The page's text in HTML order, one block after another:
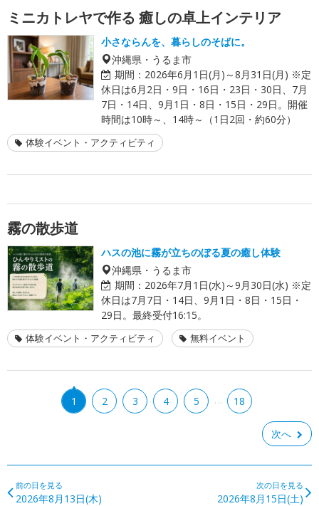
ミニカトレヤで作る 癒しの卓上インテリア
小さならんを、暮らしのそばに。
沖縄県・うるま市
期間： 2026年6月1日(月)～8月31日(月) ※定
休日は6月2日・9日・16日・23日・30日、7月
7日・14日、9月1日・8日・15日・29日。開催
時間は10時～、14時～（1日2回・約60分）
体験イベント・アクティビティ
霧の散歩道
ハスの池に霧が立ちのぼる夏の癒し体験
沖縄県・うるま市
期間： 2026年7月1日(水)～9月30日(水) ※定
休日は7月7日・14日、9月1日・8日・15日・
29日。最終受付16:15。
体験イベント・アクティビティ 無料イベント
1 2 3 4 5 … 18
次へ
前の日を見る
2026年8月13日(木)
次の日を見る
2026年8月15日(土)